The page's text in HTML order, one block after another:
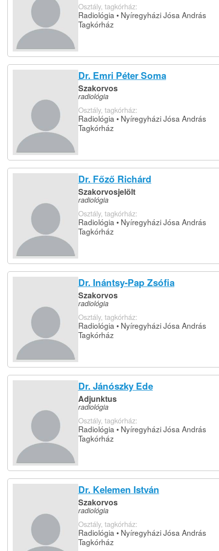
Osztály, tagkórház:
Radiológia • Nyíregyházi Jósa András
Tagkórház
Dr. Emri Péter Soma
Szakorvos
radiológia
Osztály, tagkórház:
Radiológia • Nyíregyházi Jósa András
Tagkórház
Dr. Főző Richárd
Szakorvosjelölt
radiológia
Osztály, tagkórház:
Radiológia • Nyíregyházi Jósa András
Tagkórház
Dr. Inántsy-Pap Zsófia
Szakorvos
radiológia
Osztály, tagkórház:
Radiológia • Nyíregyházi Jósa András
Tagkórház
Dr. Jánószky Ede
Adjunktus
radiológia
Osztály, tagkórház:
Radiológia • Nyíregyházi Jósa András
Tagkórház
Dr. Kelemen István
Szakorvos
radiológia
Osztály, tagkórház:
Radiológia • Nyíregyházi Jósa András
Tagkórház